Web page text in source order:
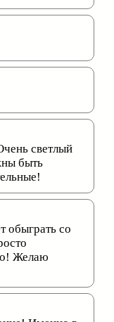
светлый
быть
обыграть со
Желаю